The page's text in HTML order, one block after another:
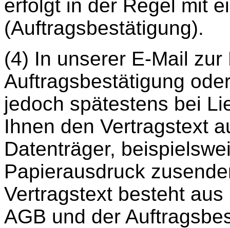
erfolgt in der Regel mit
(Auftragsbestätigung).
(4) In unserer E-Mail
Auftragsbestätigung
jedoch spätestens bei
Ihnen den Vertragstext
Datenträger,
Papierausdruck
Vertragstext besteht
AGB und der